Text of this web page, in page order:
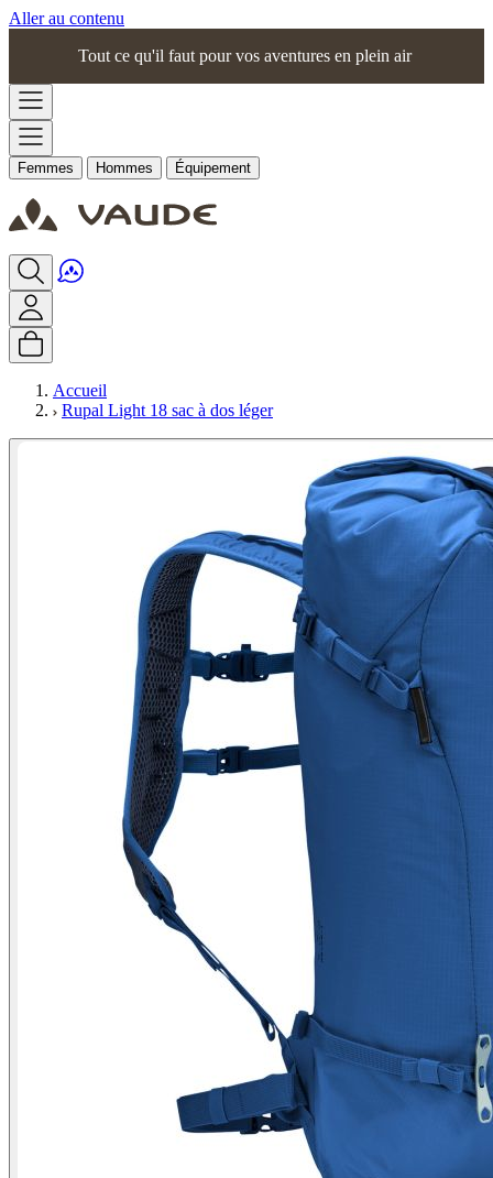
Aller au contenu
Tout ce qu'il faut pour vos aventures en plein air
Femmes Hommes Équipement
Accueil
Rupal Light 18 sac à dos léger